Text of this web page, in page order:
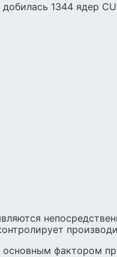
1344 ядер
фактором